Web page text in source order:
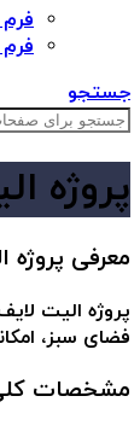
جستجو
پروژه
معرفی
پروژه الیت
فضای سبز،
مشخصات کلی